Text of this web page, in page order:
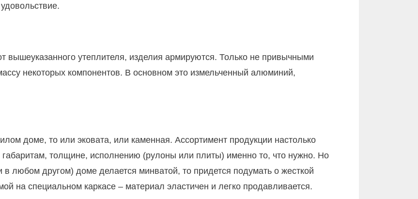
вышеуказанного утеплителя, изделия армируются. Только не привычными
некоторых компонентов. В основном это измельченный алюминий,
доме, то или эковата, или каменная. Ассортимент продукции настолько
толщине, исполнению (рулоны или плиты) именно то, что нужно. Но
любом другом) доме делается минватой, то придется подумать о жесткой
на специальном каркасе – материал эластичен и легко продавливается.